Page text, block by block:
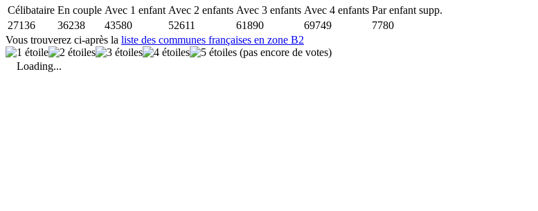
Célibataire En couple Avec 1 enfant Avec 2 enfants Avec 3 enfants Avec 4 enfants Par enfant supp.
27136
36238 43580 52611 61890 69749
7780
Vous trouverez ci-après la liste des communes françaises en zone B2
(pas encore de votes)
Loading...